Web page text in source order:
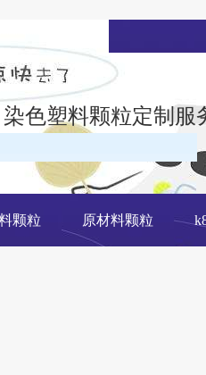
在线留言
色塑料颗粒定制服
颗粒 原材料颗粒